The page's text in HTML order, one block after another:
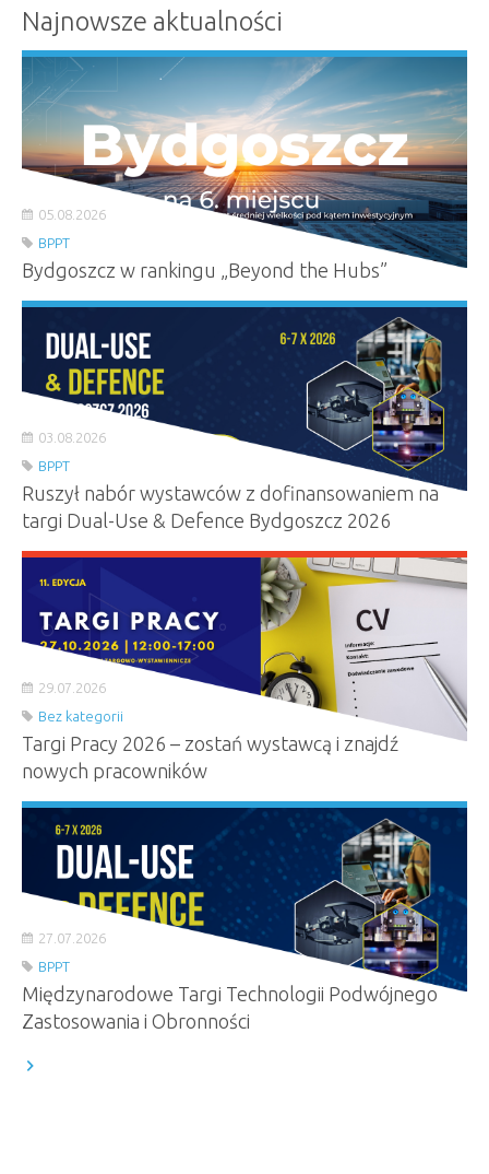
Najnowsze aktualności
05.08.2026
BPPT
Bydgoszcz w rankingu „Beyond the Hubs”
03.08.2026
BPPT
Ruszył nabór wystawców z dofinansowaniem na
targi Dual-Use & Defence Bydgoszcz 2026
29.07.2026
Bez kategorii
Targi Pracy 2026 – zostań wystawcą i znajdź
nowych pracowników
27.07.2026
BPPT
Międzynarodowe Targi Technologii Podwójnego
Zastosowania i Obronności